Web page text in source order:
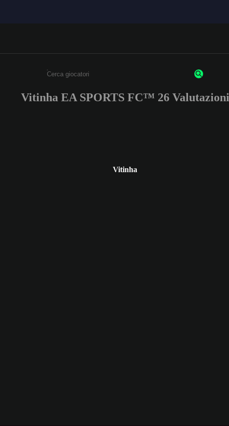
Inserisci un minimo di 3 caratteri o numeri.
Vitinha EA SPORTS FC™ 26 Valutazioni
Vitinha